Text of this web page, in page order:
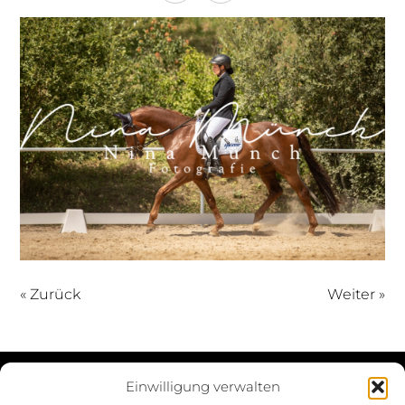
Einwilligung verwalten
« Zurück Weiter »